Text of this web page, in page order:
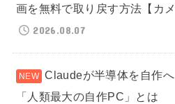
画を無料で取り戻す方法【カ
2026.08.07
Claudeが半導体を自作
「人類最大の自作PC」とは